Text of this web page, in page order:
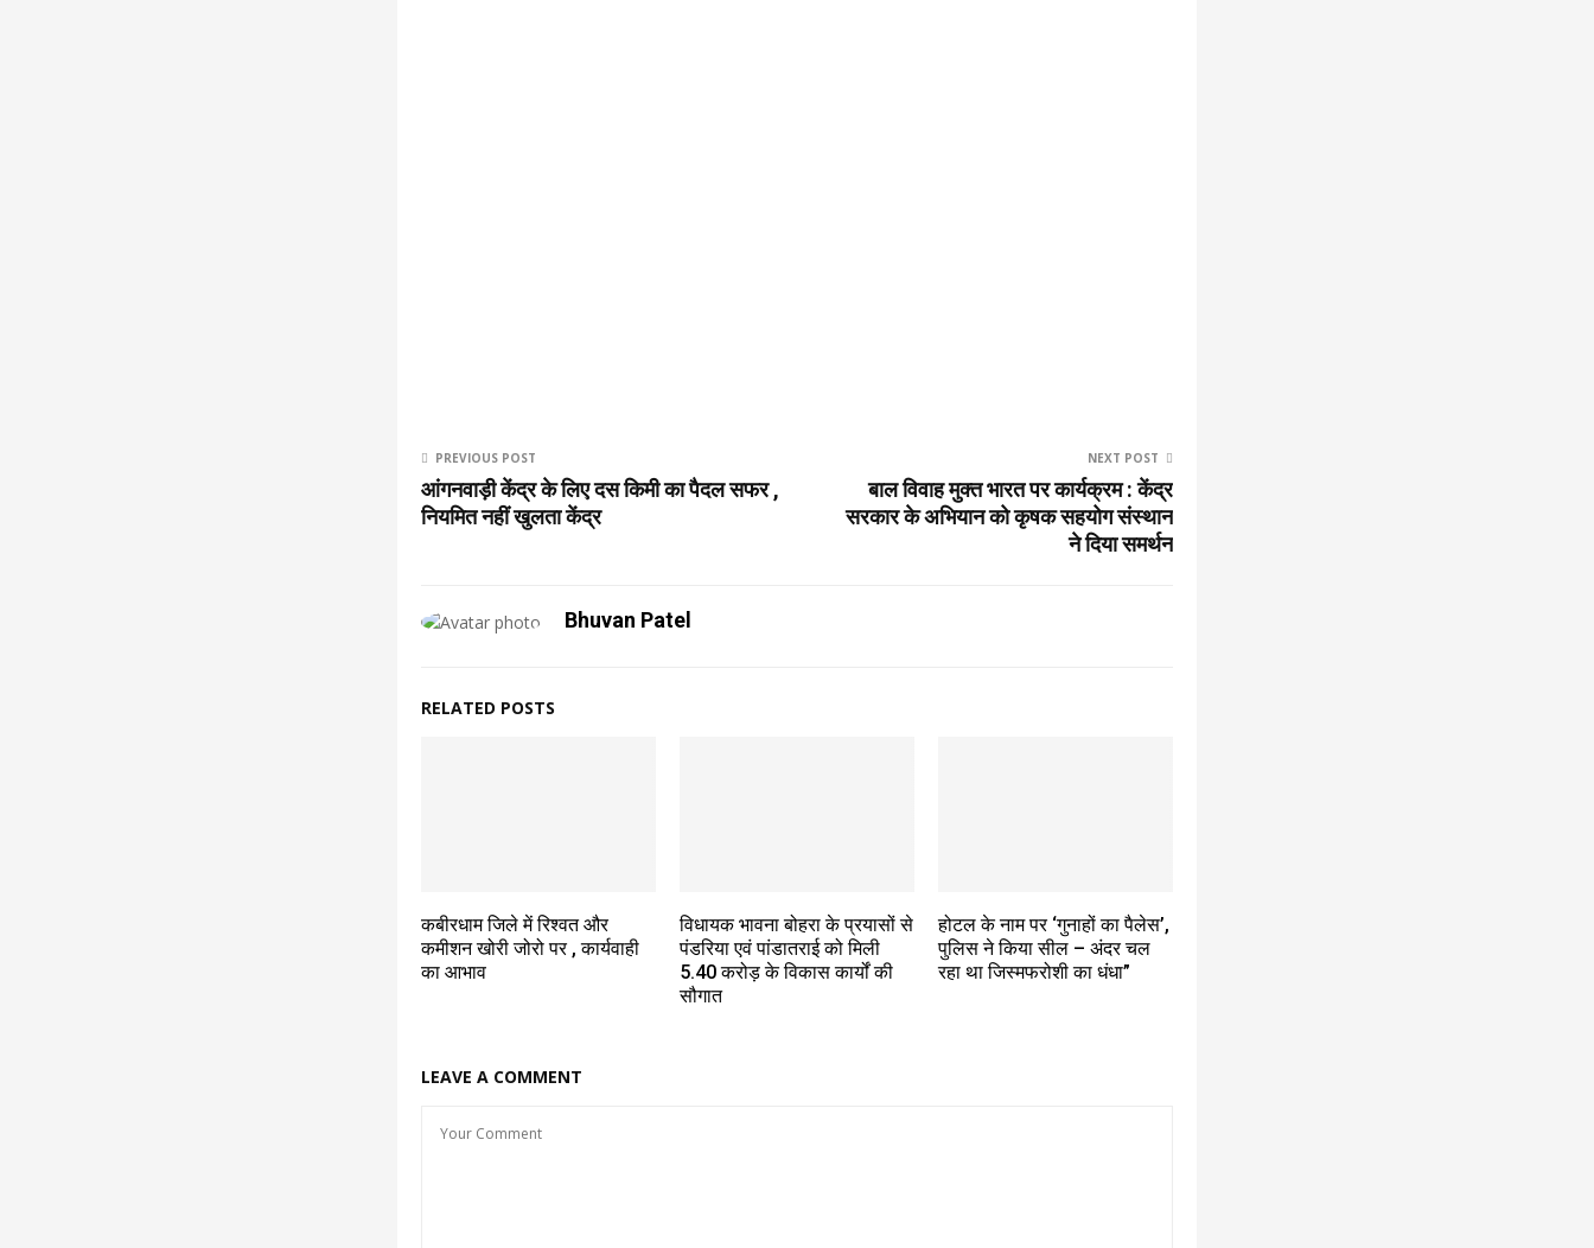
PREVIOUS POST
आंगनवाड़ी केंद्र के लिए दस किमी का पैदल सफर ,
नियमित नहीं खुलता केंद्र
NEXT POST
बाल विवाह मुक्त भारत पर कार्यक्रम : केंद्र
सरकार के अभियान को कृषक सहयोग संस्थान
ने दिया समर्थन
Bhuvan Patel
RELATED POSTS
कबीरधाम जिले में रिश्वत और
कमीशन खोरी जोरो पर , कार्यवाही
का आभाव
विधायक भावना बोहरा के प्रयासों से
पंडरिया एवं पांडातराई को मिली
5.40 करोड़ के विकास कार्यों की
सौगात
होटल के नाम पर ‘गुनाहों का पैलेस’,
पुलिस ने किया सील – अंदर चल
रहा था जिस्मफरोशी का धंधा”
LEAVE A COMMENT